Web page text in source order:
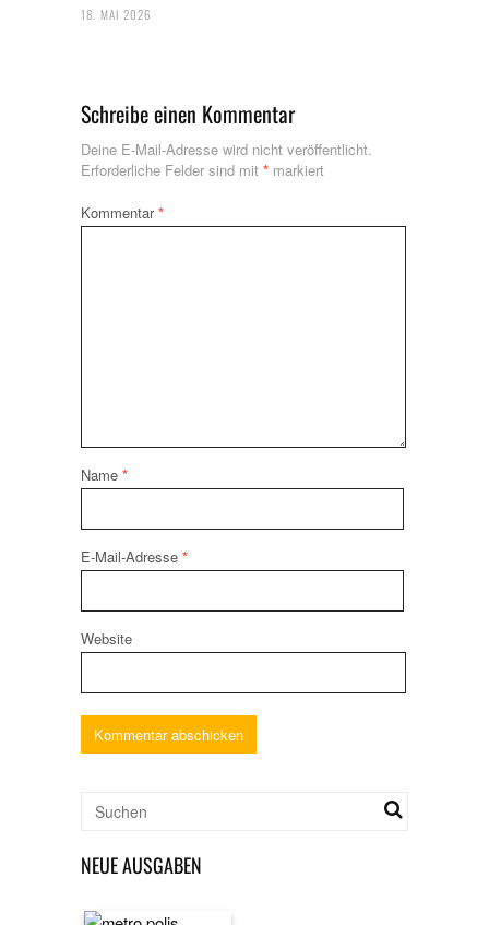
18. MAI 2026
Schreibe einen Kommentar
Deine E-Mail-Adresse wird nicht veröffentlicht.
Erforderliche Felder sind mit * markiert
Kommentar*
Name *
E-Mail-Adresse *
Website
NEUE AUSGABEN